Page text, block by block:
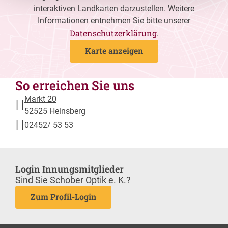
interaktiven Landkarten darzustellen. Weitere
Informationen entnehmen Sie bitte unserer
Datenschutzerklärung.
Karte anzeigen
So erreichen Sie uns
Markt 20
52525 Heinsberg
02452/ 53 53
Login Innungsmitglieder
Sind Sie Schober Optik e. K.?
Zum Profil-Login